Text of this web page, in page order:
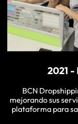
2021 -
BCN
mejorando sus
plataforma para